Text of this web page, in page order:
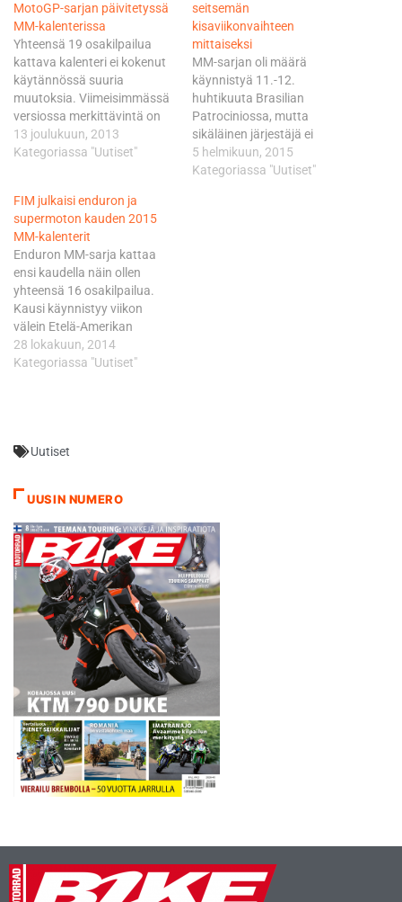
MotoGP-sarjan päivitetyssä
MM-kalenterissa
Yhteensä 19 osakilpailua
kattava kalenteri ei kokenut
käytännössä suuria
muutoksia. Viimeisimmässä
versiossa merkittävintä on
se, että Jerezin radalla
toukokuun alussa ajettava
rukattiin lokakuulle
ajoittuvan tiivistempoisen
kaukomaiden kiertueen
järjestystä. Ensimmäisen
kalenteriversion mukaan
kiertueen oli määrä
käynnistyä Malesiassa. Nyt
järjestystä on muutettu
siten, että viikon välein…
13 joulukuun, 2013
Kategoriassa "Uutiset"
seitsemän
kisaviikonvaihteen
mittaiseksi
MM-sarjan oli määrä
käynnistyä 11.-12.
huhtikuuta Brasilian
Patrociniossa, mutta
sikäläinen järjestäjä ei
saanut kisan taloutta
riittävän ajoissa kuntoon.
5 helmikuun, 2015
Kategoriassa "Uutiset"
FIM julkaisi enduron ja
supermoton kauden 2015
MM-kalenterit
Enduron MM-sarja kattaa
ensi kaudella näin ollen
yhteensä 16 osakilpailua.
Kausi käynnistyy viikon
välein Etelä-Amerikan
kiertueella Brasiliassa ja
Chilessä. Sarjan 11.-12.
aiemmilta kausilta. Enduron
perinteisesti Ranskaan ja
tällä kertaa 3.-4. lokakuuta
Requistaan. MM-pisteistä…
28 lokakuun, 2014
Kategoriassa "Uutiset"
Uutiset
UUSIN NUMERO